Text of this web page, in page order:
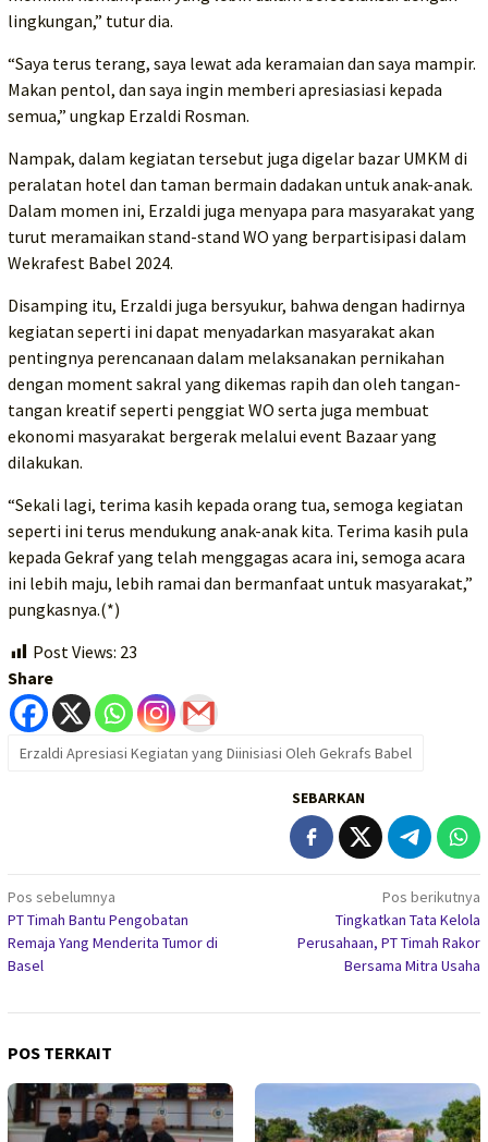
lingkungan,” tutur dia.
“Saya terus terang, saya lewat ada keramaian dan saya mampir.
Makan pentol, dan saya ingin memberi apresiasiasi kepada
semua,” ungkap Erzaldi Rosman.
Nampak, dalam kegiatan tersebut juga digelar bazar UMKM di
peralatan hotel dan taman bermain dadakan untuk anak-anak.
Dalam momen ini, Erzaldi juga menyapa para masyarakat yang
turut meramaikan stand-stand WO yang berpartisipasi dalam
Wekrafest Babel 2024.
Disamping itu, Erzaldi juga bersyukur, bahwa dengan hadirnya
kegiatan seperti ini dapat menyadarkan masyarakat akan
pentingnya perencanaan dalam melaksanakan pernikahan
dengan moment sakral yang dikemas rapih dan oleh tangan-
tangan kreatif seperti penggiat WO serta juga membuat
ekonomi masyarakat bergerak melalui event Bazaar yang
dilakukan.
“Sekali lagi, terima kasih kepada orang tua, semoga kegiatan
seperti ini terus mendukung anak-anak kita. Terima kasih pula
kepada Gekraf yang telah menggagas acara ini, semoga acara
ini lebih maju, lebih ramai dan bermanfaat untuk masyarakat,”
pungkasnya.(*)
Post Views: 23
Share
Erzaldi Apresiasi Kegiatan yang Diinisiasi Oleh Gekrafs Babel
SEBARKAN
Navigasi
pos
Pos sebelumnya
PT Timah Bantu Pengobatan
Remaja Yang Menderita Tumor di
Basel
Pos berikutnya
Tingkatkan Tata Kelola
Perusahaan, PT Timah Rakor
Bersama Mitra Usaha
POS TERKAIT